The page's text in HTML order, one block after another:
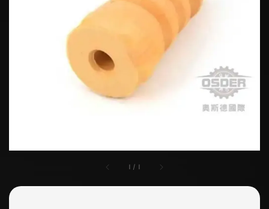
1 / 1